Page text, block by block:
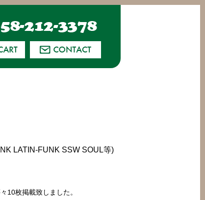
LATIN-FUNK SSW SOUL等)
10枚掲載致しました。